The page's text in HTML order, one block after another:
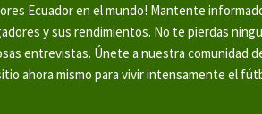
Ecuador en el mundo! Mantente
y sus rendimientos. No te pierdas
entrevistas. Únete a nuestra comunidad
ahora mismo para vivir intensamente el